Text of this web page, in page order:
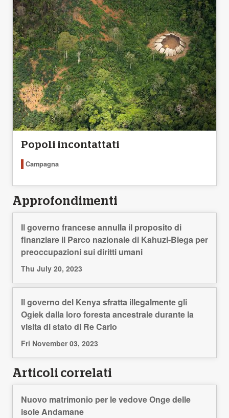
Popoli incontattati
Campagna
Approfondimenti
Il governo francese annulla il proposito di
finanziare il Parco nazionale di Kahuzi-Biega per
preoccupazioni sui diritti umani
Thu July 20, 2023
Il governo del Kenya sfratta illegalmente gli
Ogiek dalla loro foresta ancestrale durante la
visita di stato di Re Carlo
Fri November 03, 2023
Articoli correlati
Nuovo matrimonio per le vedove Onge delle
isole Andamane